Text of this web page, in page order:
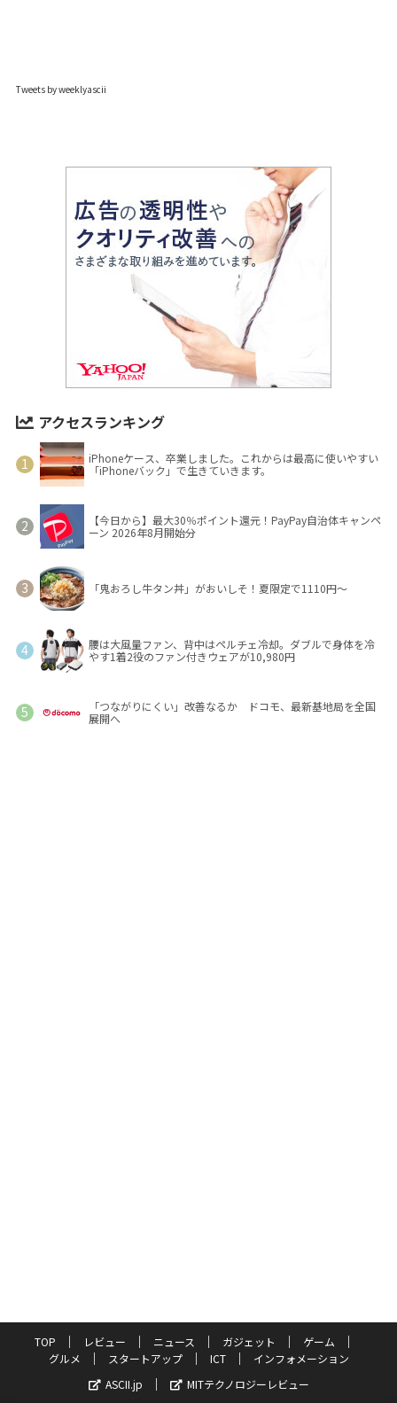
Tweets by weeklyascii
アクセスランキング
iPhoneケース、卒業しました。これからは最高に使いやすい
「iPhoneバック」で生きていきます。
【今日から】最大30％ポイント還元！PayPay自治体キャンペ
ーン 2026年8月開始分
「鬼おろし牛タン丼」がおいしそ！夏限定で1110円～
腰は大風量ファン、背中はペルチェ冷却。ダブルで身体を冷
やす1着2役のファン付きウェアが10,980円
「つながりにくい」改善なるか ドコモ、最新基地局を全国
展開へ
TOP レビュー ニュース ガジェット
ゲーム
グルメ
スタートアップ ICT
インフォメーション
ASCII.jp
MITテクノロジーレビュー